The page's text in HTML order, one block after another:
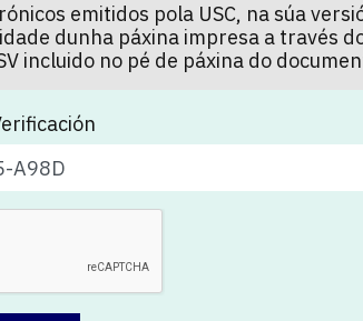
emitidos pola USC, na súa
dunha páxina impresa a través
incluido no pé de páxina do